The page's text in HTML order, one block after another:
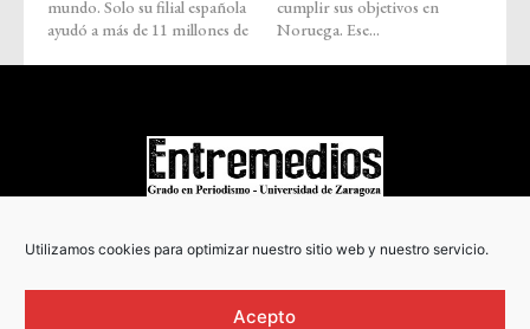
Utilizamos cookies para optimizar nuestro sitio web y nuestro servicio.
Acepto
mundo. Solo su filial española
ayudó a más de 11 millones de
cumplir sus objetivos en
Noruega. Ese...